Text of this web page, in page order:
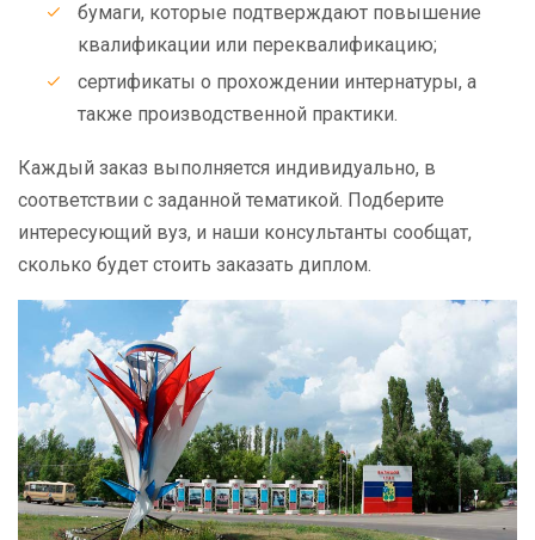
бумаги, которые подтверждают повышение
квалификации или переквалификацию;
сертификаты о прохождении интернатуры, а
также производственной практики.
Каждый заказ выполняется индивидуально, в
соответствии с заданной тематикой. Подберите
интересующий вуз, и наши консультанты сообщат,
сколько будет стоить заказать диплом.